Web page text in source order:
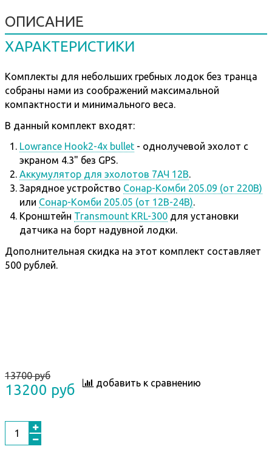
ОПИСАНИЕ
ХАРАКТЕРИСТИКИ
Комплекты для небольших гребных лодок без транца
собраны нами из соображений максимальной
компактности и минимального веса.
В данный комплект входят:
Lowrance Hook2-4x bullet - однолучевой эхолот с
экраном 4.3" без GPS.
Аккумулятор для эхолотов 7АЧ 12В.
Зарядное устройство Сонар-Комби 205.09 (от 220В)
или Сонар-Комби 205.05 (от 12В-24В).
Кронштейн Transmount KRL-300 для установки
датчика на борт надувной лодки.
Дополнительная скидка на этот комплект составляет
500 рублей.
13700 руб
13200 руб добавить к сравнению